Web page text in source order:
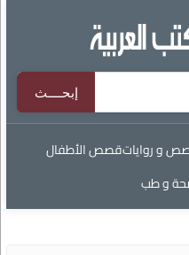
و رواياتقصص الأطفال
و طب